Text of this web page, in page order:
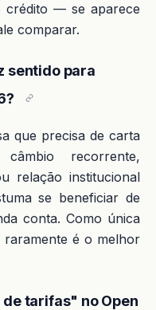
crédito — se aparece
comparar.
sentido para
que precisa de carta
recorrente,
relação institucional
se beneficiar de
conta. Como única
raramente é o melhor
tarifas" no Open